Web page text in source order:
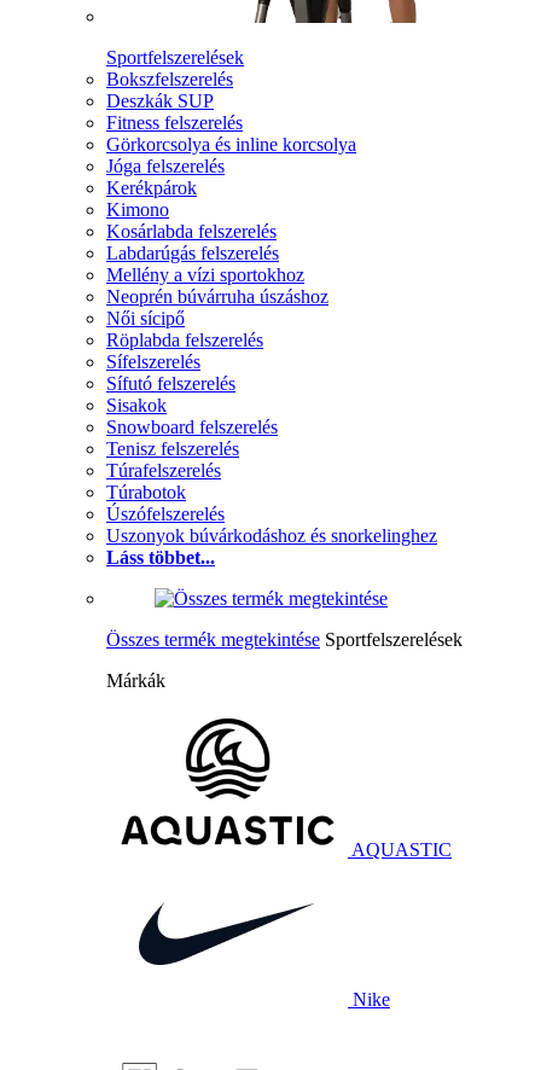
Sportfelszerelések
Bokszfelszerelés
Deszkák SUP
Fitness felszerelés
Görkorcsolya és inline korcsolya
Jóga felszerelés
Kerékpárok
Kimono
Kosárlabda felszerelés
Labdarúgás felszerelés
Mellény a vízi sportokhoz
Neoprén búvárruha úszáshoz
Női sícipő
Röplabda felszerelés
Sífelszerelés
Sífutó felszerelés
Sisakok
Snowboard felszerelés
Tenisz felszerelés
Túrafelszerelés
Túrabotok
Úszófelszerelés
Uszonyok búvárkodáshoz és snorkelinghez
Láss többet...
Összes termék megtekintése Sportfelszerelések
Márkák
AQUASTIC
Nike